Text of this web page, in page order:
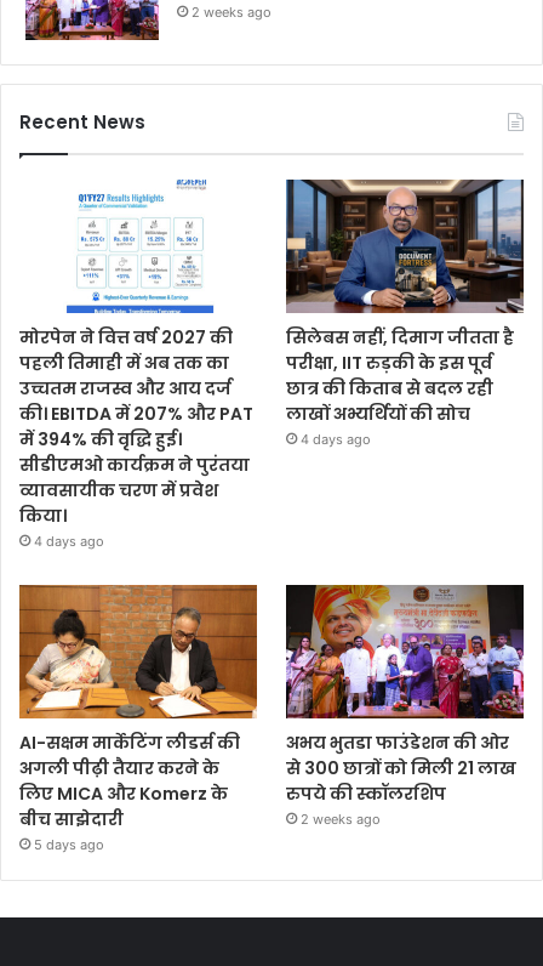
2 weeks ago
Recent News
मोरपेन ने वित्त वर्ष 2027 की
पहली तिमाही में अब तक का
उच्चतम राजस्व और आय दर्ज
की। EBITDA में 207% और PAT
में 394% की वृद्धि हुई।
सीडीएमओ कार्यक्रम ने पुरंतया
व्यावसायीक चरण में प्रवेश
किया।
4 days ago
सिलेबस नहीं, दिमाग जीतता है
परीक्षा, IIT रुड़की के इस पूर्व
छात्र की किताब से बदल रही
लाखों अभ्यर्थियों की सोच
4 days ago
AI-सक्षम मार्केटिंग लीडर्स की
अगली पीढ़ी तैयार करने के
लिए MICA और Komerz के
बीच साझेदारी
5 days ago
अभय भुतडा फाउंडेशन की ओर
से 300 छात्रों को मिली 21 लाख
रुपये की स्कॉलरशिप
2 weeks ago